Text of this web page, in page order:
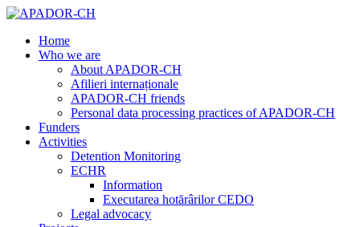
Home
Who we are
About APADOR-CH
Afilieri internaționale
APADOR-CH friends
Personal data processing practices of APADOR-CH
Funders
Activities
Detention Monitoring
ECHR
Information
Executarea hotărârilor CEDO
Legal advocacy